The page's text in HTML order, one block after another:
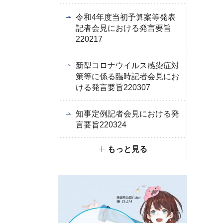
令和4年度当初予算案等発表
記者会見における発言要旨
220217
新型コロナウイルス感染症対
策等に係る臨時記者会見にお
ける発言要旨220307
知事定例記者会見における発
言要旨220324
もっと見る